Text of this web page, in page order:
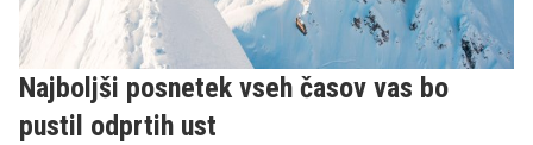
Najboljši posnetek vseh časov vas bo
pustil odprtih ust